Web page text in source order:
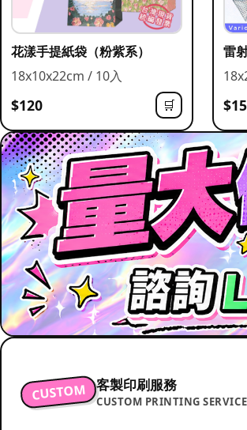
花漾手提紙袋（粉紫系）
18x10x22cm / 10入
$120 🛒
雷
CUSTOM 客製印刷服務
CUSTOM PRINTING SERVICE